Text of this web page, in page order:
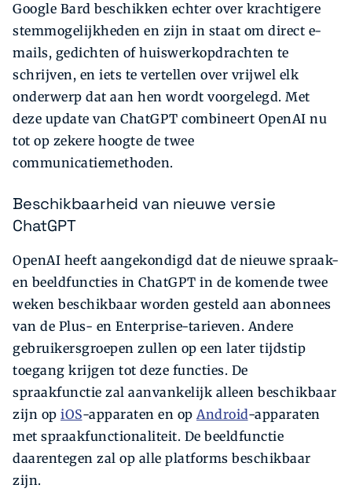
Google Bard beschikken echter over krachtigere
stemmogelijkheden en zijn in staat om direct e-
mails, gedichten of huiswerkopdrachten te
schrijven, en iets te vertellen over vrijwel elk
onderwerp dat aan hen wordt voorgelegd. Met
deze update van ChatGPT combineert OpenAI nu
tot op zekere hoogte de twee
communicatiemethoden.
Beschikbaarheid van nieuwe versie
ChatGPT
OpenAI heeft aangekondigd dat de nieuwe spraak-
en beeldfuncties in ChatGPT in de komende twee
weken beschikbaar worden gesteld aan abonnees
van de Plus- en Enterprise-tarieven. Andere
gebruikersgroepen zullen op een later tijdstip
toegang krijgen tot deze functies. De
spraakfunctie zal aanvankelijk alleen beschikbaar
zijn op iOS-apparaten en op Android-apparaten
met spraakfunctionaliteit. De beeldfunctie
daarentegen zal op alle platforms beschikbaar
zijn.